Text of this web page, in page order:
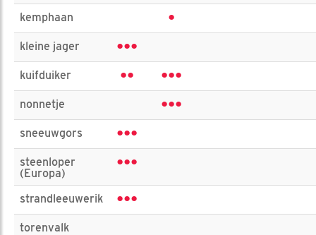
kemphaan •
kleine jager •••
kuifduiker •• •••
nonnetje •••
sneeuwgors •••
steenloper
(Europa)
•••
strandleeuwerik •••
torenvalk